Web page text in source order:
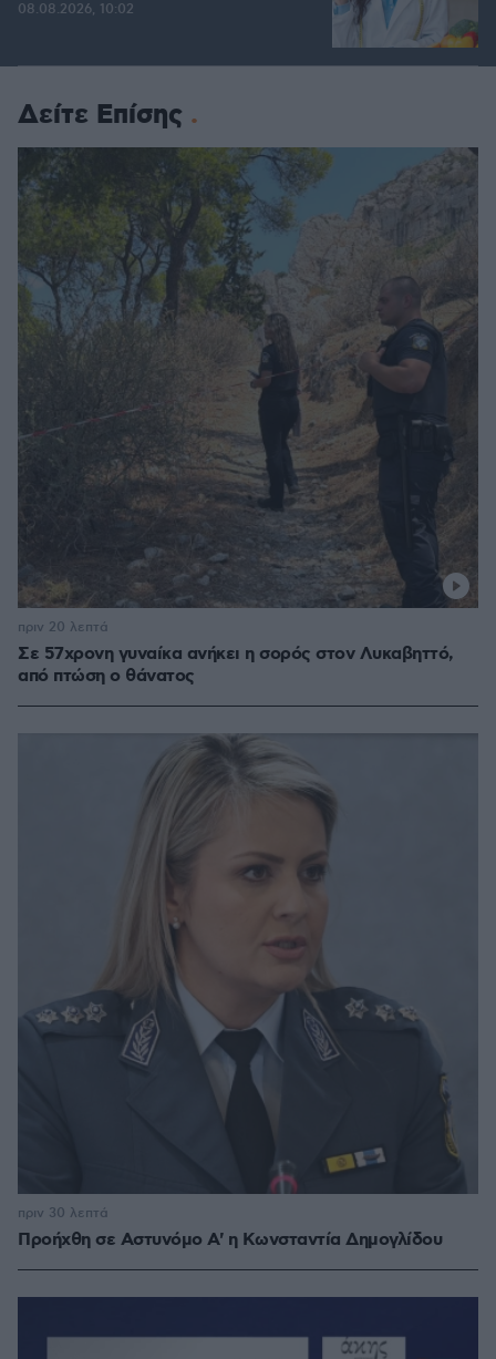
08.08.2026, 10:02
Δείτε Επίσης
Σε 57χρονη γυναίκα ανήκει η σορός στον Λυκαβηττό,
από πτώση ο θάνατος
πριν 20 λεπτά
Προήχθη σε Αστυνόμο Α' η Κωνσταντία Δημογλίδου
πριν 30 λεπτά